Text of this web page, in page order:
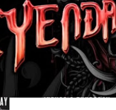
t
a
d
s